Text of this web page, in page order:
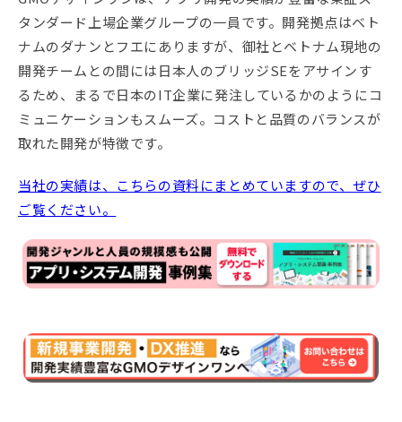
タンダード上場企業グループの一員です。開発拠点はベト
ナムのダナンとフエにありますが、御社とベトナム現地の
開発チームとの間には日本人のブリッジSEをアサインす
るため、まるで日本のIT企業に発注しているかのようにコ
ミュニケーションもスムーズ。コストと品質のバランスが
取れた開発が特徴です。
当社の実績は、こちらの資料にまとめていますので、ぜひ
ご覧ください。